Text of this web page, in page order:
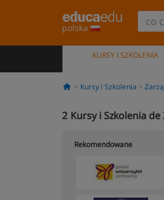
polska
KURSY I SZKOLENIA
Kursy i Szkolenia
2 Kursy i Szkolenia
Rekomendowane